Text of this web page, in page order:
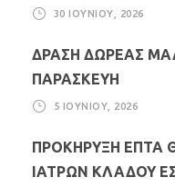
30 ΙΟΥΝΊΟΥ, 2026
ΔΡΑΣΗ ΔΩΡΕΑΣ
ΠΑΡΑΣΚΕΥΗ
5 ΙΟΥΝΊΟΥ, 2026
ΠΡΟΚΗΡΥΞΗ ΕΠΤΑ
ΙΑΤΡΩΝ ΚΛΑΔΟΥ